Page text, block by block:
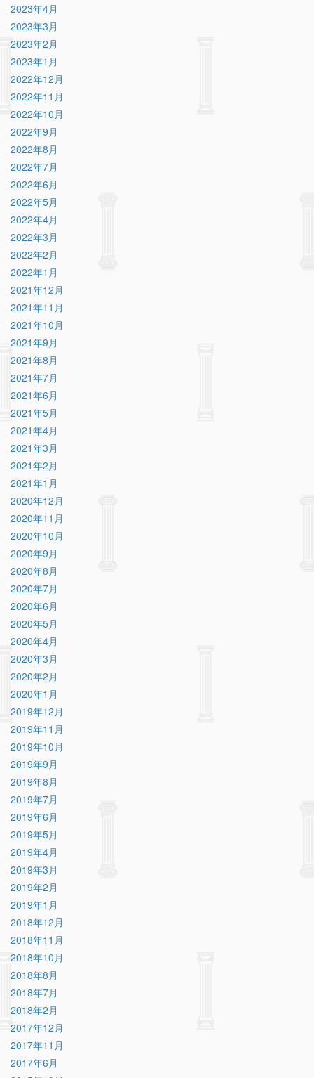
2023年4月
2023年3月
2023年2月
2023年1月
2022年12月
2022年11月
2022年10月
2022年9月
2022年8月
2022年7月
2022年6月
2022年5月
2022年4月
2022年3月
2022年2月
2022年1月
2021年12月
2021年11月
2021年10月
2021年9月
2021年8月
2021年7月
2021年6月
2021年5月
2021年4月
2021年3月
2021年2月
2021年1月
2020年12月
2020年11月
2020年10月
2020年9月
2020年8月
2020年7月
2020年6月
2020年5月
2020年4月
2020年3月
2020年2月
2020年1月
2019年12月
2019年11月
2019年10月
2019年9月
2019年8月
2019年7月
2019年6月
2019年5月
2019年4月
2019年3月
2019年2月
2019年1月
2018年12月
2018年11月
2018年10月
2018年8月
2018年7月
2018年2月
2017年12月
2017年11月
2017年6月